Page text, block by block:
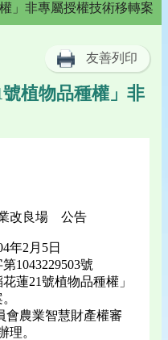
」非專屬授權技術移轉案
友善列印
植物品種權」非
改良場 公告
年2月5日
1043229503號
蓮21號植物品種權」
會農業智慧財產權審
理。